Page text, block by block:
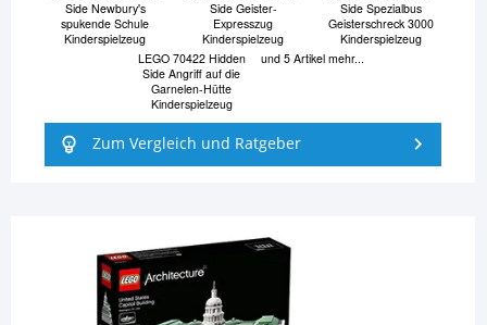
Side Newbury's
spukende Schule
Kinderspielzeug
Side Geister-
Expresszug
Kinderspielzeug
Side Spezialbus
Geisterschreck 3000
Kinderspielzeug
LEGO 70422 Hidden
Side Angriff auf die
Garnelen-Hütte
Kinderspielzeug
und 5 Artikel mehr...
Zum Vergleich und Ratgeber